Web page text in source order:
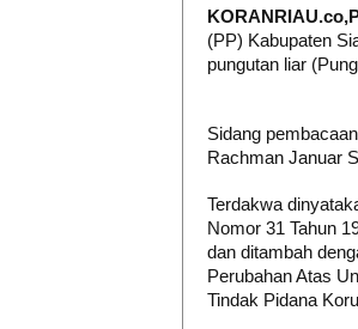
(PP) Kabupaten
pungutan liar
Sidang
Rachman Januar
Terdakwa
Nomor 31 Tahun
dan ditambah
Perubahan Atas
Tindak Pidana